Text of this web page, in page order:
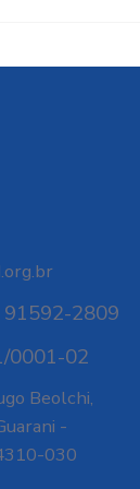
'eficiência'
2809
0001-02
Beolchi,
-
030